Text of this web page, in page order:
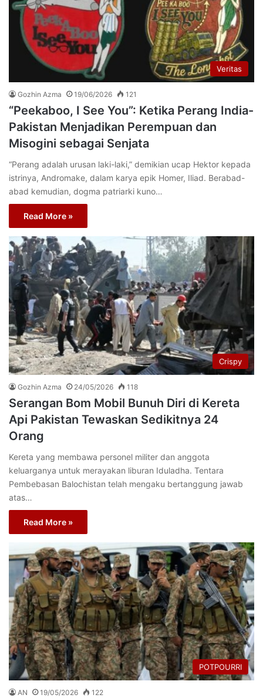
Veritas
Gozhin Azma 19/06/2026 121
“Peekaboo, I See You”: Ketika Perang India-
Pakistan Menjadikan Perempuan dan
Misogini sebagai Senjata
“Perang adalah urusan laki-laki,” demikian ucap Hektor kepada
istrinya, Andromake, dalam karya epik Homer, Iliad. Berabad-
abad kemudian, dogma patriarki kuno…
Read More »
Crispy
Gozhin Azma 24/05/2026 118
Serangan Bom Mobil Bunuh Diri di Kereta
Api Pakistan Tewaskan Sedikitnya 24
Orang
Kereta yang membawa personel militer dan anggota
keluarganya untuk merayakan liburan Iduladha. Tentara
Pembebasan Balochistan telah mengaku bertanggung jawab
atas…
Read More »
POTPOURRI
AN 19/05/2026 122